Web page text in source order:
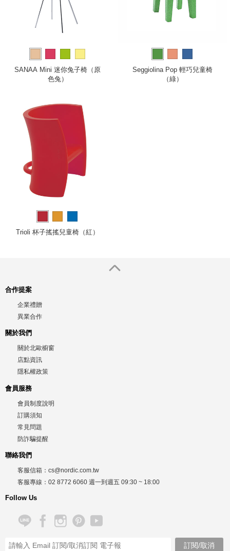
SANAA Mini 迷你兔子椅（原
色兔）
Seggiolina Pop 輕巧兒童椅
（綠）
Trioli 杯子搖搖兒童椅（紅）
合作提案
企業禮贈
異業合作
關於我們
關於北歐櫥窗
店點資訊
隱私權政策
會員服務
會員制度說明
訂購須知
常見問題
防詐騙提醒
聯絡我們
客服信箱： cs@nordic.com.tw
客服專線： 02 8772 6060 週一到週五 09:30 ~ 18:00
Follow Us